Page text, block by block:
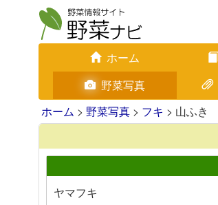
ホーム
野菜写真
ホーム > 野菜写真 > フキ > 山ふき
ヤマフキ